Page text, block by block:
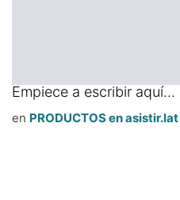
Empiece a escribir aquí...
en PRODUCTOS en asistir.lat